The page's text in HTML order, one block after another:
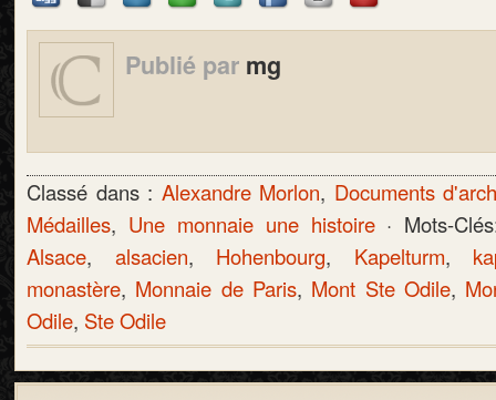
Publié par mg
Classé dans : Alexandre Morlon, Documents
Médailles, Une monnaie une histoire· Mots-
Alsace, alsacien, Hohenbourg, Kapelturm,
monastère, Monnaie de Paris, Mont Ste Odile,
Odile, Ste Odile